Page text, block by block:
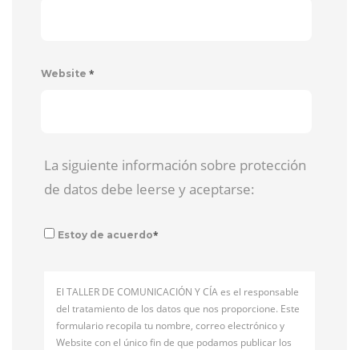
Website *
La siguiente información sobre protección
de datos debe leerse y aceptarse:
Estoy de acuerdo*
El TALLER DE COMUNICACIÓN Y CÍA es el responsable
del tratamiento de los datos que nos proporcione. Este
formulario recopila tu nombre, correo electrónico y
Website con el único fin de que podamos publicar los